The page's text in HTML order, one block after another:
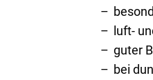
luft-
guter
bei